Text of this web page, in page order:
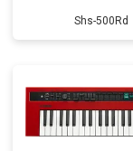
Shs-500Rd